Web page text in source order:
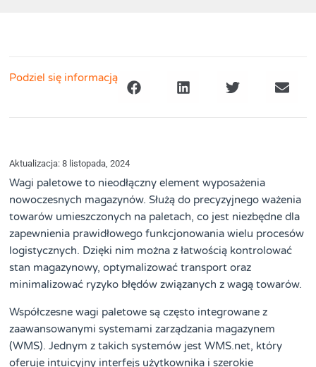
Podziel się informacją
Aktualizacja: 8 listopada, 2024
Wagi paletowe to nieodłączny element wyposażenia
nowoczesnych magazynów. Służą do precyzyjnego ważenia
towarów umieszczonych na paletach, co jest niezbędne dla
zapewnienia prawidłowego funkcjonowania wielu procesów
logistycznych. Dzięki nim można z łatwością kontrolować
stan magazynowy, optymalizować transport oraz
minimalizować ryzyko błędów związanych z wagą towarów.
Współczesne wagi paletowe są często integrowane z
zaawansowanymi systemami zarządzania magazynem
(WMS). Jednym z takich systemów jest WMS.net, który
oferuje intuicyjny interfejs użytkownika i szerokie